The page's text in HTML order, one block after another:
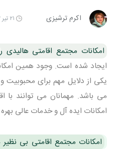
اکرم ترشیزی ۲۱ تیر ۱۴۰۲ | ۱۰:۰۰
امکانات مجتمع اقامتی هالیدی
ایجاد شده است. وجود همین
یکی از دلایل مهم برای
می باشد. مهمانان می توانند با
امکانات ایده آل و خدمات عالی
امکانات مجتمع اقامتی بی نظیر